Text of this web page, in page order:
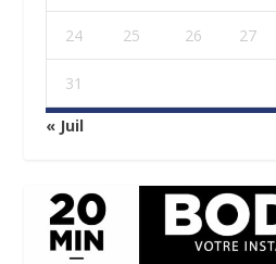
24 25 26 27
31
« Juil